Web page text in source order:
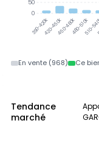
390-420k420-450k450-480k480-510k
510-
50
0
En vente (968) Ce
Tendance
marché